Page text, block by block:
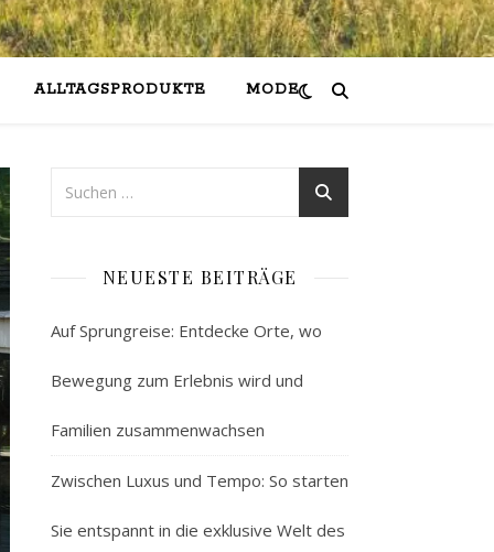
ALLTAGSPRODUKTE MODE
NEUESTE BEITRÄGE
Auf Sprungreise: Entdecke Orte, wo
Bewegung zum Erlebnis wird und
Familien zusammenwachsen
Zwischen Luxus und Tempo: So starten
Sie entspannt in die exklusive Welt des